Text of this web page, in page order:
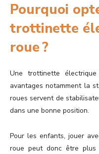
Pourquoi
trottinette
roue ?
Une trottinette
avantages notamment la
roues servent de
dans une bonne position.
Pour les enfants, jouer
roue peut donc être plus